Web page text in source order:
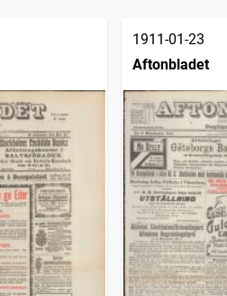
1911-01-23
Aftonbladet